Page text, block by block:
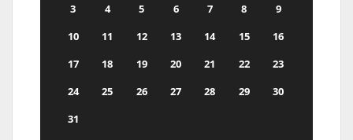
3
4 5 6 7 8
9
10
11 12 13 14 15
16
17
18 19 20 21 22
23
24
25 26 27 28 29
30
31